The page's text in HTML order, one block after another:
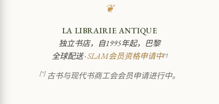
❦
LA LIBRAIRIE ANTIQUE
独立书店，自1995年起，巴黎
全球配送 ·SLAM会员资格申请中[*]
[*]古书与现代书商工会会员申请进行中。